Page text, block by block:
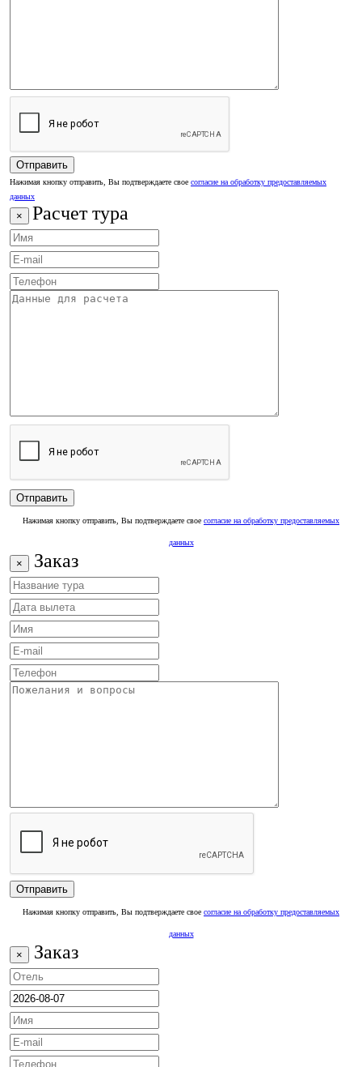
Нажимая кнопку отправить, Вы подтверждаете свое согласие на обработку предоставляемых
данных
× Расчет тура
Нажимая кнопку отправить, Вы подтверждаете свое согласие на обработку предоставляемых
данных
× Заказ
Нажимая кнопку отправить, Вы подтверждаете свое согласие на обработку предоставляемых
данных
× Заказ